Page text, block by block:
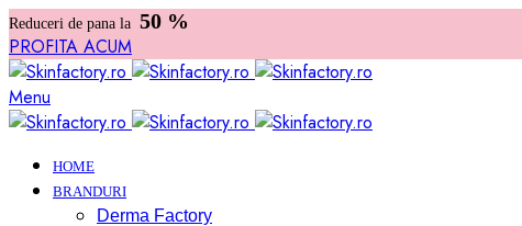
Reduceri de pana la 50 %
PROFITA ACUM
Menu
HOME
BRANDURI
Derma Factory